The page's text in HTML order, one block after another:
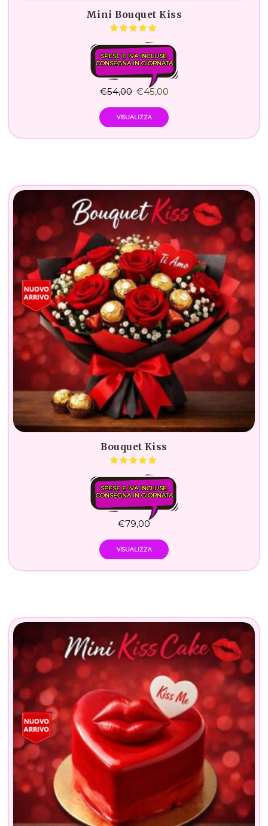
Mini Bouquet Kiss
SPESE E IVA INCLUSE.
CONSEGNA IN GIORNATA
€54,00 €45,00
VISUALIZZA
Bouquet Kiss
SPESE E IVA INCLUSE.
CONSEGNA IN GIORNATA
€79,00
VISUALIZZA